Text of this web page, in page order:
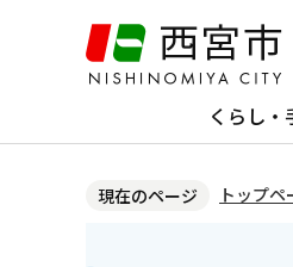
ジ
くらし・
現在のページ トップペ